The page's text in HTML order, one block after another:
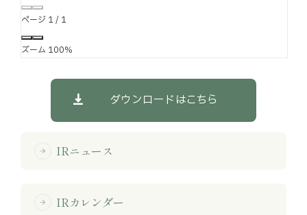
ページ 1/ 1
ズーム 100%
ダウンロードはこちら
arrow_forward IRニュース
arrow_forward IRカレンダー